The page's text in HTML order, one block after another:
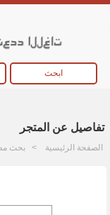
ابحث
تفاصيل عن المتجر
الصفحة الرئيسية بحث